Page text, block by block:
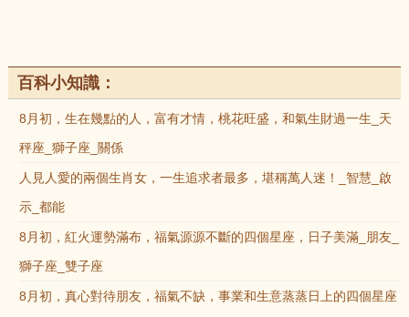
百科小知識：
8月初，生在幾點的人，富有才情，桃花旺盛，和氣生財過一生_天
秤座_獅子座_關係
人見人愛的兩個生肖女，一生追求者最多，堪稱萬人迷！_智慧_啟
示_都能
8月初，紅火運勢滿布，福氣源源不斷的四個星座，日子美滿_朋友_
獅子座_雙子座
8月初，真心對待朋友，福氣不缺，事業和生意蒸蒸日上的四個星座